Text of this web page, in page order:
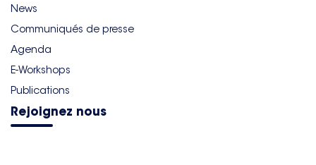
News
Communiqués de presse
Agenda
E-Workshops
Publications
Rejoignez nous